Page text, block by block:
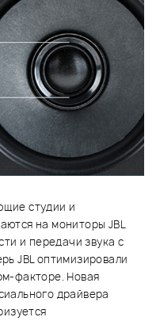
студии и
на мониторы JBL
и передачи звука с
JBL оптимизировали
факторе. Новая
драйвера